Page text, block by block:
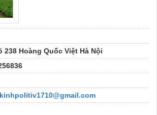
238 Hoàng Quốc Việt Hà Nội